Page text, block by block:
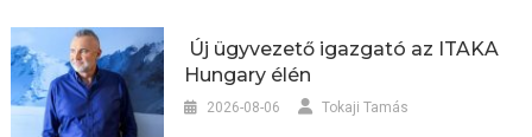
Új ügyvezető igazgató az ITAKA
Hungary élén
2026-08-06 Tokaji Tamás